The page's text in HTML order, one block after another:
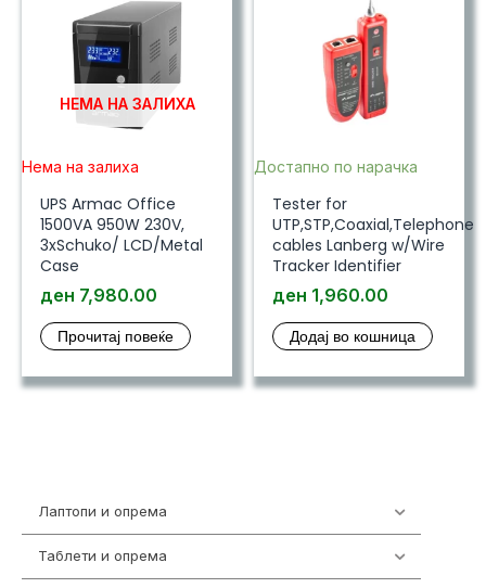
Лаптопи и опрема
Таблети и опрема
НЕМА НА ЗАЛИХА
Нема на залиха
UPS Armac Office
1500VA 950W 230V,
3xSchuko/ LCD/Metal
Case
ден 7,980.00
Прочитај повеќе
Достапно по нарачка
Tester for
UTP,STP,Coaxial,Telephone
cables Lanberg w/Wire
Tracker Identifier
ден 1,960.00
Додај во кошница